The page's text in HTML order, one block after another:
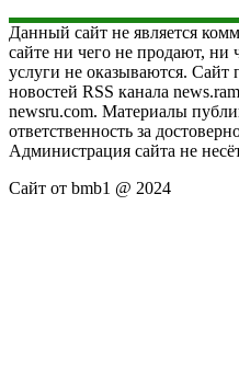
Данный сайт не является
сайте ни чего не продают, ни
услуги не оказываются. Сайт
новостей RSS канала
newsru.com. Материалы
ответственность за
Администрация сайта не
Сайт от bmb1 @ 2024